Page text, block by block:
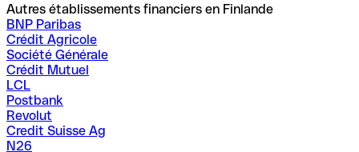
Autres établissements financiers en Finlande
BNP Paribas
Crédit Agricole
Société Générale
Crédit Mutuel
LCL
Postbank
Revolut
Credit Suisse Ag
N26